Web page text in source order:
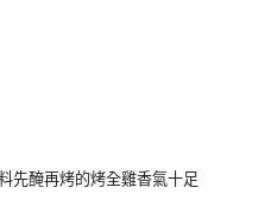
先醃再烤的烤全雞香氣十足